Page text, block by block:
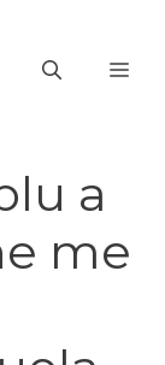
a
me